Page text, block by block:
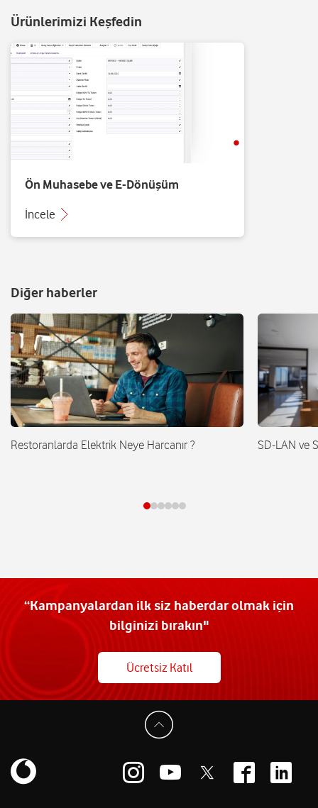
Ürünlerimizi Keşfedin
Ön Muhasebe ve E-Dönüşüm
İncele
Diğer haberler
Restoranlarda Elektrik Neye Harcanır ? SD-LAN ve
“Kampanyalardan ilk siz haberdar olmak için
bilginizi bırakın"
Ücretsiz Katıl